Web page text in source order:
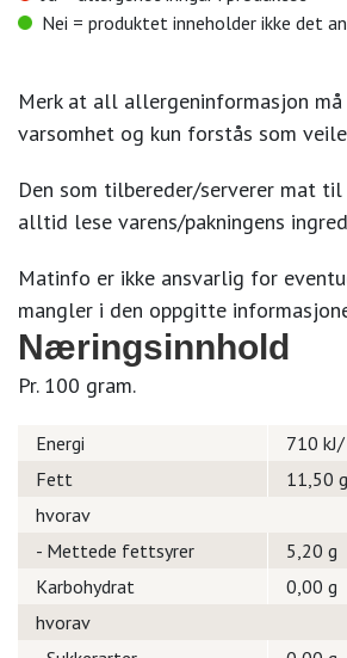
Nei = produktet inneholder ikke det
Merk at all allergeninformasjon må
varsomhet og kun forstås som
Den som tilbereder/serverer mat
alltid lese varens/pakningens
Matinfo er ikke ansvarlig for
mangler i den oppgitte
Næringsinnhold
Pr. 100 gram.
Energi
710
Fett
11,50 g
hvorav
- Mettede fettsyrer
5,20 g
Karbohydrat
0,00 g
hvorav